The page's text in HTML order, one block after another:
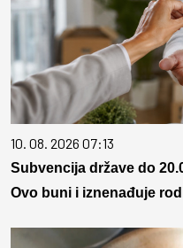
10. 08. 2026 07:13
Subvencija države do
Ovo buni i iznenađuje